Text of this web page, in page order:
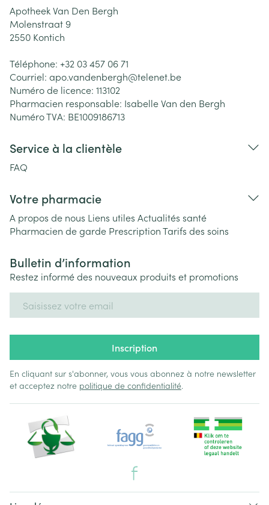
Apotheek Van Den Bergh
Molenstraat 9
2550 Kontich
Téléphone: +32 03 457 06 71
Courriel: apo.vandenbergh@telenet.be
Numéro de licence: 113102
Pharmacien responsable: Isabelle Van den Bergh
Numéro TVA: BE1009186713
Service à la clientèle
FAQ
Votre pharmacie
A propos de nous Liens utiles Actualités santé
Pharmacien de garde PrescriptionTarifs des soins
Bulletin d’information
Restez informé des nouveaux produits et promotions
Inscription
En cliquant sur s'abonner, vous vous abonnez à notre newsletter
et acceptez notre politique de confidentialité.